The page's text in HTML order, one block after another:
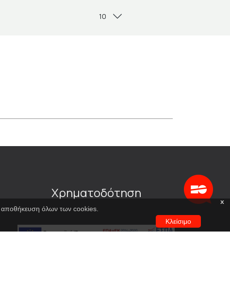
x
αποθήκευση όλων των cookies.
Κλείσιμο
Χρηματοδότηση